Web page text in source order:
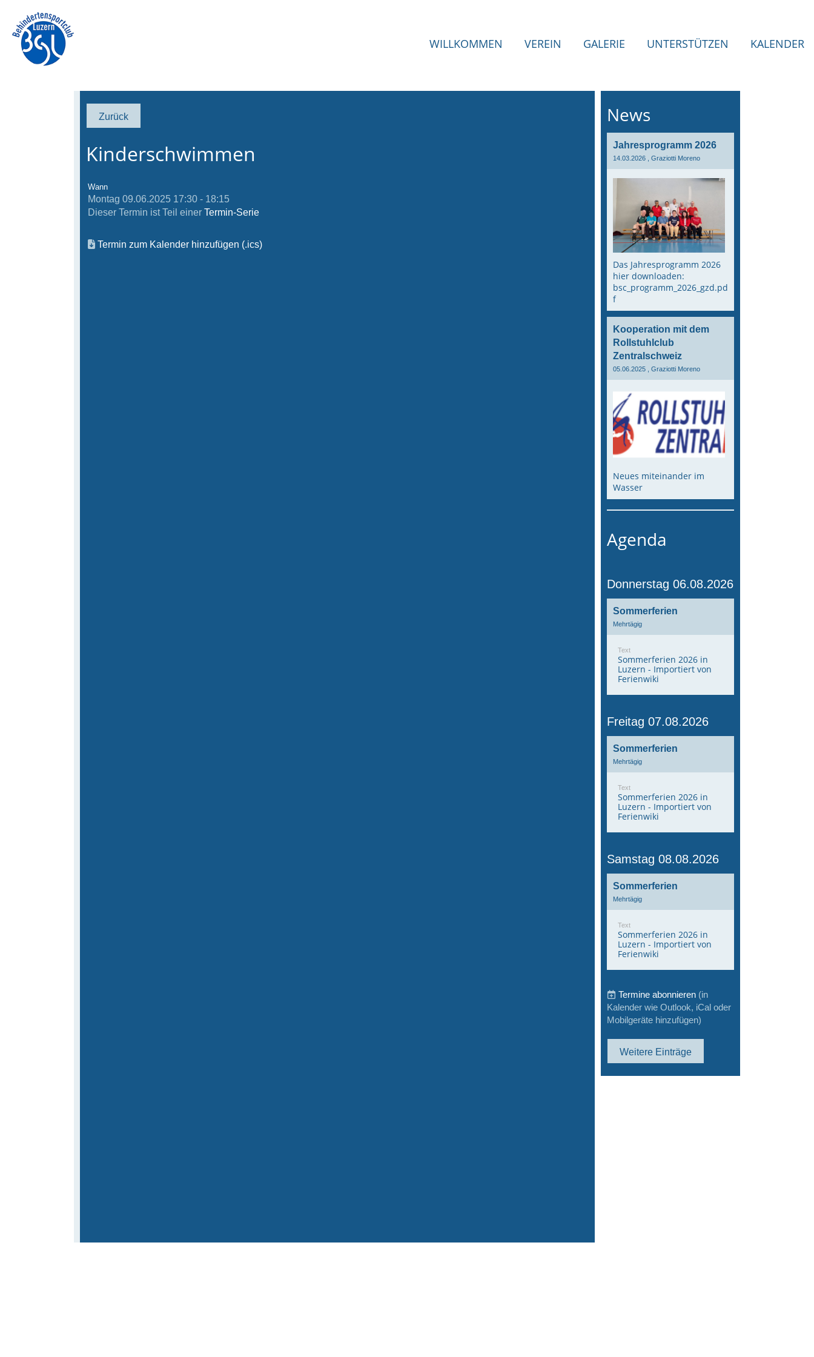
WILLKOMMEN VEREIN GALERIE UNTERSTÜTZEN KALENDER
Zurück
Kinderschwimmen
Wann
Montag 09.06.2025 17:30 - 18:15
Dieser Termin ist Teil einer Termin-Serie
Termin zum Kalender hinzufügen (.ics)
News
Jahresprogramm 2026
14.03.2026 , Graziotti Moreno
Das Jahresprogramm 2026
hier downloaden:
bsc_programm_2026_gzd.pd
f
Kooperation mit dem
Rollstuhlclub
Zentralschweiz
05.06.2025 , Graziotti Moreno
Neues miteinander im
Wasser
Agenda
Donnerstag 06.08.2026
Sommerferien
Mehrtägig
Text
Sommerferien 2026 in
Luzern - Importiert von
Ferienwiki
Freitag 07.08.2026
Sommerferien
Mehrtägig
Text
Sommerferien 2026 in
Luzern - Importiert von
Ferienwiki
Samstag 08.08.2026
Sommerferien
Mehrtägig
Text
Sommerferien 2026 in
Luzern - Importiert von
Ferienwiki
Termine abonnieren (in
Kalender wie Outlook, iCal oder
Mobilgeräte hinzufügen)
Weitere Einträge